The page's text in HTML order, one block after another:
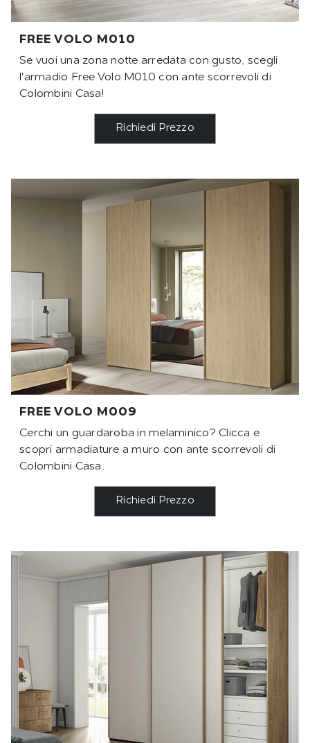
FREE VOLO M010
Se vuoi una zona notte arredata con gusto, scegli
l'armadio Free Volo M010 con ante scorrevoli di
Colombini Casa!
Richiedi Prezzo
FREE VOLO M009
Cerchi un guardaroba in melaminico? Clicca e
scopri armadiature a muro con ante scorrevoli di
Colombini Casa.
Richiedi Prezzo